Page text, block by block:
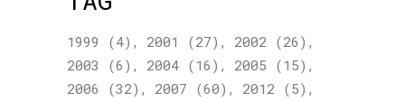
1999 (4) 2001 (27) 2002 (26)
2003 (6) 2004 (16) 2005 (15)
2006 (32) 2007 (60) 2012 (5)